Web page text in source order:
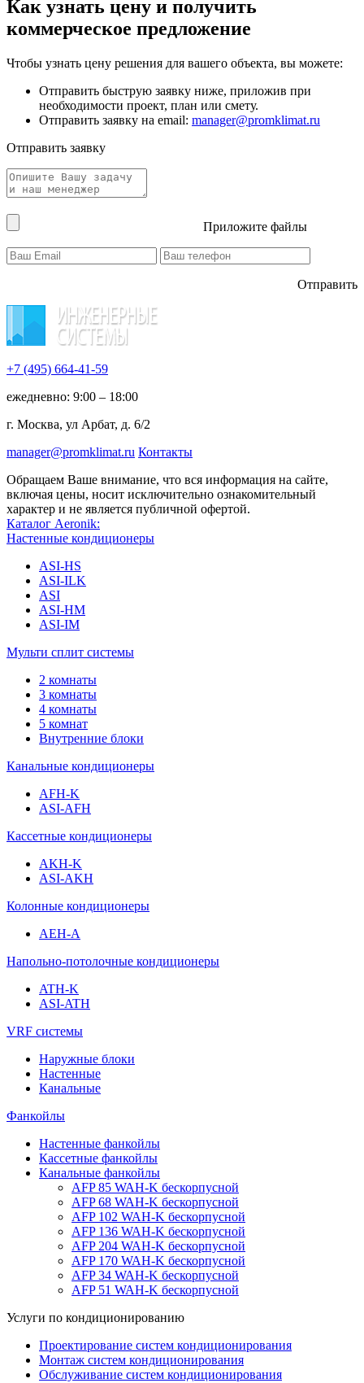
Как узнать цену и получить
коммерческое предложение
Чтобы узнать цену решения для вашего объекта, вы можете:
Отправить быструю заявку ниже, приложив при
необходимости проект, план или смету.
Отправить заявку на email: manager@promklimat.ru
Отправить заявку
Приложите файлы
Отправить
+7 (495) 664-41-59
ежедневно: 9:00 – 18:00
г. Москва, ул Арбат, д. 6/2
manager@promklimat.ru Контакты
Обращаем Ваше внимание, что вся информация на сайте,
включая цены, носит исключительно ознакомительный
характер и не является публичной офертой.
Каталог Aeronik:
Настенные кондиционеры
ASI-HS
ASI-ILK
ASI
ASI-HM
ASI-IM
Мульти сплит системы
2 комнаты
3 комнаты
4 комнаты
5 комнат
Внутренние блоки
Канальные кондиционеры
AFH-K
ASI-AFH
Кассетные кондиционеры
AKH-K
ASI-AKH
Колонные кондиционеры
AEH-A
Напольно-потолочные кондиционеры
ATH-K
ASI-ATH
VRF системы
Наружные блоки
Настенные
Канальные
Фанкойлы
Настенные фанкойлы
Кассетные фанкойлы
Канальные фанкойлы
AFP 85 WAH-K бескорпусной
AFP 68 WAH-K бескорпуcной
AFP 102 WAH-K бескорпусной
AFP 136 WAH-K бескорпусной
AFP 204 WAH-K бескорпусной
AFP 170 WAH-K бескорпусной
AFP 34 WAH-K бескорпусной
AFP 51 WAH-K бескорпусной
Услуги по кондиционированию
Проектирование систем кондиционирования
Монтаж систем кондиционирования
Обслуживание систем кондиционирования